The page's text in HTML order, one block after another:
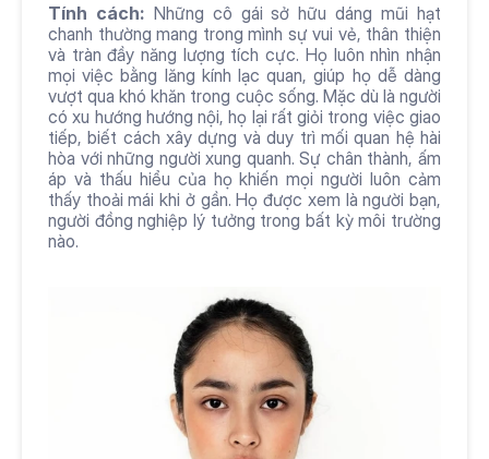
Tính cách: Những cô gái sở hữu dáng mũi hạt
chanh thường mang trong mình sự vui vẻ, thân thiện
và tràn đầy năng lượng tích cực. Họ luôn nhìn nhận
mọi việc bằng lăng kính lạc quan, giúp họ dễ dàng
vượt qua khó khăn trong cuộc sống. Mặc dù là người
có xu hướng hướng nội, họ lại rất giỏi trong việc giao
tiếp, biết cách xây dựng và duy trì mối quan hệ hài
hòa với những người xung quanh. Sự chân thành, ấm
áp và thấu hiểu của họ khiến mọi người luôn cảm
thấy thoải mái khi ở gần. Họ được xem là người bạn,
người đồng nghiệp lý tưởng trong bất kỳ môi trường
nào.